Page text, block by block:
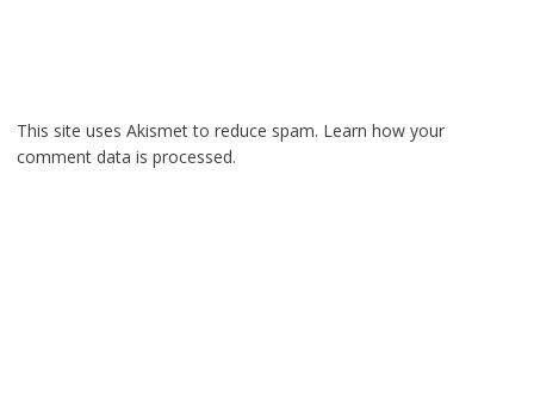
This site uses Akismet to reduce spam. Learn how your
comment data is processed.